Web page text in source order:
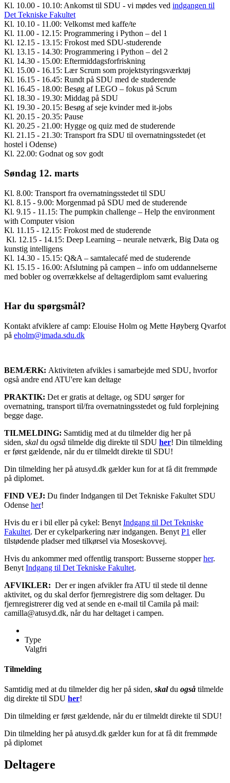
Kl. 10.00 - 10.10: Ankomst til SDU - vi mødes ved indgangen til
Det Tekniske Fakultet
Kl. 10.10 - 11.00: Velkomst med kaffe/te
Kl. 11.00 - 12.15: Programmering i Python – del 1
Kl. 12.15 - 13.15: Frokost med SDU-studerende
Kl. 13.15 - 14.30: Programmering i Python – del 2
Kl. 14.30 - 15.00: Eftermiddagsforfriskning
Kl. 15.00 - 16.15: Lær Scrum som projektstyringsværktøj
Kl. 16.15 - 16.45: Rundt på SDU med de studerende
Kl. 16.45 - 18.00: Besøg af LEGO – fokus på Scrum
Kl. 18.30 - 19.30: Middag på SDU
Kl. 19.30 - 20.15: Besøg af seje kvinder med it-jobs
Kl. 20.15 - 20.35: Pause
Kl. 20.25 - 21.00: Hygge og quiz med de studerende
Kl. 21.15 - 21.30: Transport fra SDU til overnatningsstedet (et
hostel i Odense)
Kl. 22.00: Godnat og sov godt
Søndag 12. marts
Kl. 8.00: Transport fra overnatningsstedet til SDU
Kl. 8.15 - 9.00: Morgenmad på SDU med de studerende
Kl. 9.15 - 11.15: The pumpkin challenge – Help the environment
with Computer vision
Kl. 11.15 - 12.15: Frokost med de studerende
Kl. 12.15 - 14.15: Deep Learning – neurale netværk, Big Data og
kunstig intelligens
Kl. 14.30 - 15.15: Q&A – samtalecafé med de studerende
Kl. 15.15 - 16.00: Afslutning på campen – info om uddannelserne
med bobler og overrækkelse af deltagerdiplom samt evaluering
Har du spørgsmål?
Kontakt afviklere af camp: Elouise Holm og Mette Høyberg Qvarfot
på eholm@imada.sdu.dk
BEMÆRK: Aktiviteten afvikles i samarbejde med SDU, hvorfor
også andre end ATU'ere kan deltage
PRAKTIK: Det er gratis at deltage, og SDU sørger for
overnatning, transport til/fra overnatningsstedet og fuld forplejning
begge dage.
TILMELDING: Samtidig med at du tilmelder dig her på
siden, skal du også tilmelde dig direkte til SDU her! Din tilmelding
er først gældende, når du er tilmeldt direkte til SDU!
Din tilmelding her på atusyd.dk gælder kun for at få dit fremmøde
på diplomet.
FIND VEJ: Du finder Indgangen til Det Tekniske Fakultet SDU
Odense her!
Hvis du er i bil eller på cykel: Benyt Indgang til Det Tekniske
Fakultet. Der er cykelparkering nær indgangen. Benyt P1 eller
tilstødende pladser med tilkørsel via Moseskovvej.
Hvis du ankommer med offentlig transport: Busserne stopperher.
Benyt Indgang til Det Tekniske Fakultet.
AFVIKLER: Der er ingen afvikler fra ATU til stede til denne
aktivitet, og du skal derfor fjernregistrere dig som deltager. Du
fjernregistrerer dig ved at sende en e-mail til Camila på mail:
camilla@atusyd.dk, når du har deltaget i campen.
Type
Valgfri
Tilmelding
Samtidig med at du tilmelder dig her på siden, skaldu også tilmelde
dig direkte til SDU her!
Din tilmelding er først gældende, når du er tilmeldt direkte til SDU!
Din tilmelding her på atusyd.dk gælder kun for at få dit fremmøde
på diplomet
Deltagere